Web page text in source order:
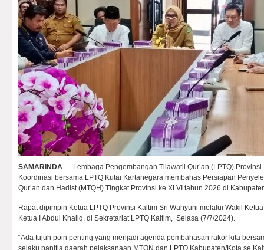
SAMARINDA — Lembaga Pengembangan Tilawatil Qur’an (LPTQ)
Koordinasi bersama LPTQ Kutai Kartanegara membahas Persiapan
Qur’an dan Hadist (MTQH) Tingkat Provinsi ke XLVI tahun 2026 di
Rapat dipimpin Ketua LPTQ Provinsi Kaltim Sri Wahyuni melalui Wakil
Ketua I Abdul Khaliq, di Sekretariat LPTQ Kaltim, Selasa (7/7/2024).
“Ada tujuh poin penting yang menjadi agenda pembahasan rakor kita
selaku panitia daerah pelaksanaan MTQN dan LPTQ Kabupaten/Kota se